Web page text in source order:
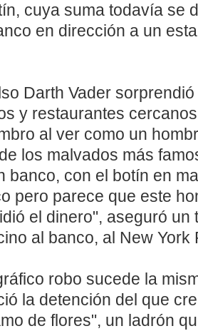
cuya suma todavía se
en dirección a un
Darth Vader
y restaurantes
al ver como un
los malvados más
banco, con el botín en
pero parece que este
el dinero", aseguró un
al banco, al New York
robo sucede la
la detención del que
de flores", un ladrón